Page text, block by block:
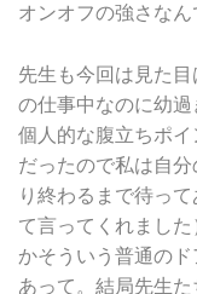
オンオフの強さなん
先生も今回は見た
の仕事中なのに幼過
個人的な腹立ちポ
だったので私は自
り終わるまで待っ
て言ってくれまし
かそういう普通の
あって。結局先生